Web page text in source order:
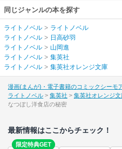
同じジャンルの本を探す
ライトノベル > ライトノベル
ライトノベル > 日高砂羽
ライトノベル > 山岡進
ライトノベル > 集英社
ライトノベル > 集英社オレンジ文庫
漫画(まんが)・電子書籍のコミックシーモ
ライトノベル
集英社 集英社オレンジ
なつぼし洋食店の秘密
最新情報はここからチェック！
限定特典GET